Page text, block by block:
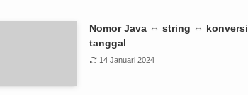
Nomor Java ⇔ string ⇔ konversi
tanggal
14 Januari 2024